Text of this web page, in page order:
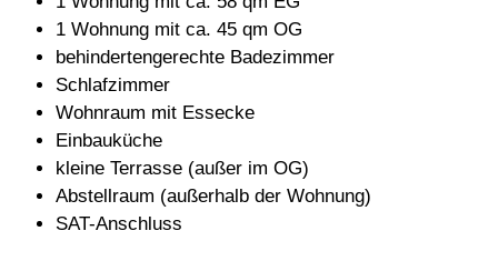
1 Wohnung mit ca. 45 qm OG
behindertengerechte Badezimmer
Schlafzimmer
Wohnraum mit Essecke
Einbauküche
kleine Terrasse (außer im OG)
Abstellraum (außerhalb der Wohnung)
SAT-Anschluss